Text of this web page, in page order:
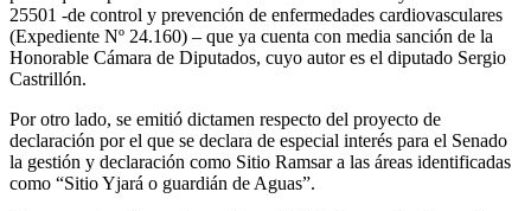
25501 -de control y prevención de enfermedades cardiovasculares
(Expediente Nº 24.160) – que ya cuenta con media sanción de la
Honorable Cámara de Diputados, cuyo autor es el diputado Sergio
Castrillón.
Por otro lado, se emitió dictamen respecto del proyecto de
declaración por el que se declara de especial interés para el Senado
la gestión y declaración como Sitio Ramsar a las áreas identificadas
como “Sitio Yjará o guardián de Aguas”.